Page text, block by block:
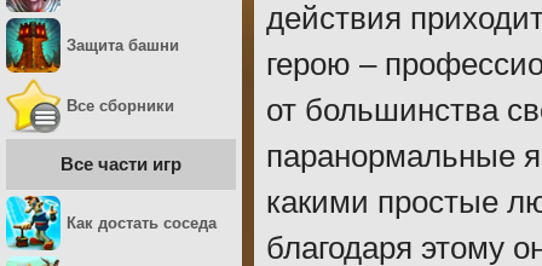
действия
герою –
от большинства
паранормальные
какими простые
благодаря этому
Защита башни
Все сборники
Все части игр
Как достать соседа